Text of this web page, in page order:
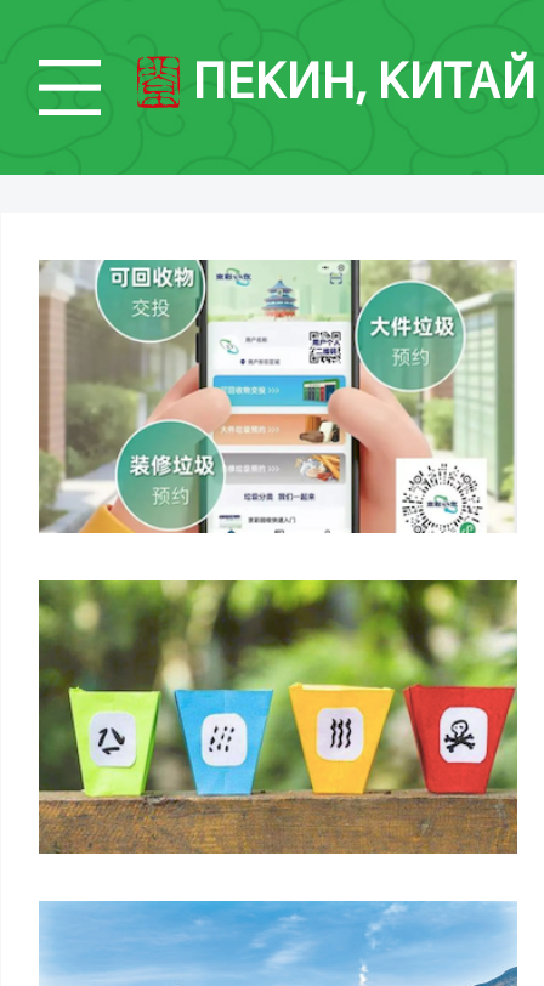
ПЕКИН, КИТАЙ